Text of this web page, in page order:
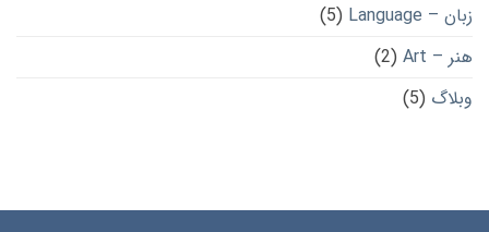
زبان – Language
(5)
هنر – Art
(2)
وبلاگ (5)